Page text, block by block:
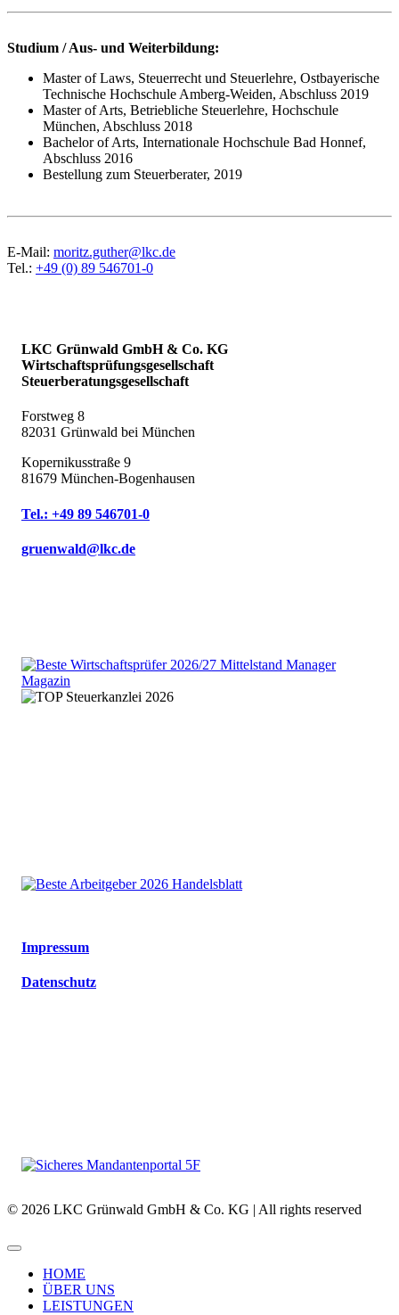
Studium / Aus- und Weiterbildung:
Master of Laws, Steuerrecht und Steuerlehre, Ostbayerische
Technische Hochschule Amberg-Weiden, Abschluss 2019
Master of Arts, Betriebliche Steuerlehre, Hochschule
München, Abschluss 2018
Bachelor of Arts, Internationale Hochschule Bad Honnef,
Abschluss 2016
Bestellung zum Steuerberater, 2019
E-Mail: moritz.guther@lkc.de
Tel.: +49 (0) 89 546701-0
LKC Grünwald GmbH & Co. KG
Wirtschaftsprüfungsgesellschaft
Steuerberatungsgesellschaft
Forstweg 8
82031 Grünwald bei München
Kopernikusstraße 9
81679 München-Bogenhausen
Tel.: +49 89 546701-0
gruenwald@lkc.de
Impressum
Datenschutz
© 2026 LKC Grünwald GmbH & Co. KG | All rights reserved
HOME
ÜBER UNS
LEISTUNGEN